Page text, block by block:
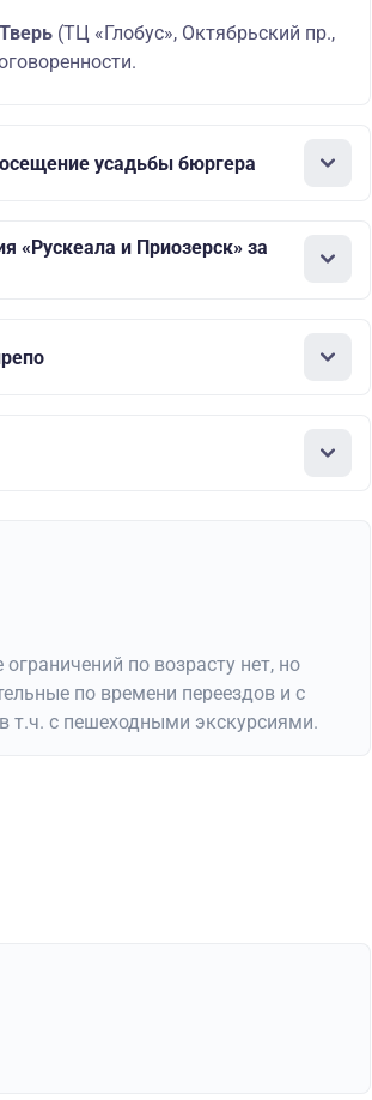
Тверь (ТЦ «Глобус», Октябрьский пр.,
усадьбы бюргера
«Рускеала и Приозерск» за
по возрасту нет, но
по времени переездов и с
т.ч. с пешеходными экскурсиями.